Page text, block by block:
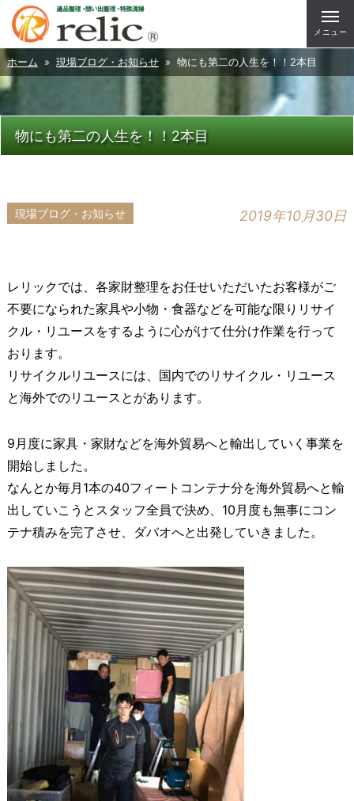
メニュー
ホーム » 現場ブログ・お知らせ» 物にも第二の人生を！！2本目
物にも第二の人生を！！2本目
現場ブログ・お知らせ 2019年10月30日
レリックでは、各家財整理をお任せいただいたお客様がご
不要になられた家具や小物・食器などを可能な限りリサイ
クル・リユースをするように心がけて仕分け作業を行って
おります。
リサイクルリユースには、国内でのリサイクル・リユース
と海外でのリユースとがあります。
9月度に家具・家財などを海外貿易へと輸出していく事業を
開始しました。
なんとか毎月1本の40フィートコンテナ分を海外貿易へと輸
出していこうとスタッフ全員で決め、10月度も無事にコン
テナ積みを完了させ、ダバオへと出発していきました。